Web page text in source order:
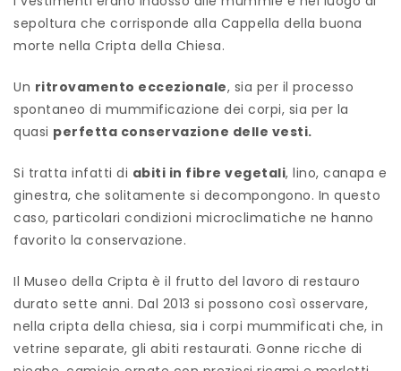
sepoltura che corrisponde alla Cappella della buona
morte nella Cripta della Chiesa.
Un ritrovamento eccezionale, sia per il processo
spontaneo di mummificazione dei corpi, sia per la
quasi perfetta conservazione delle vesti.
Si tratta infatti di abiti in fibre vegetali, lino, canapa e
ginestra, che solitamente si decompongono. In questo
caso, particolari condizioni microclimatiche ne hanno
favorito la conservazione.
Il Museo della Cripta è il frutto del lavoro di restauro
durato sette anni. Dal 2013 si possono così osservare,
nella cripta della chiesa, sia i corpi mummificati che, in
vetrine separate, gli abiti restaurati. Gonne ricche di